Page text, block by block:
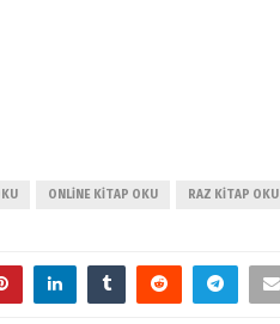
ONLINE KITAP OKU RAZ KITAP OKU